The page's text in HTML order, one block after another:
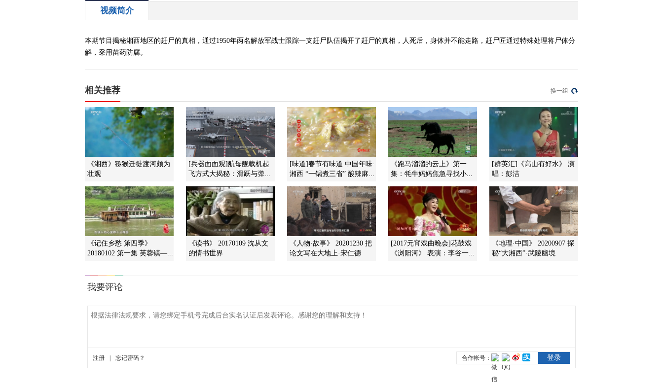
视频简介
本期节目揭秘湘西地区的赶尸的真相，通过1950年两名解放军战士跟踪一支赶尸队伍揭开了赶尸的真相，人死后，身体并不能走路，赶尸匠通过特殊处理将尸体分
解，采用苗药防腐。
相关推荐 换一组
《湘西》猕猴迁徙渡河颇为
壮观
[兵器面面观]航母舰载机起
飞方式大揭秘：滑跃与弹...
[味道]春节有味道 中国年味·
湘西 “一锅煮三省” 酸辣麻...
《跑马溜溜的云上》第一
集：牦牛妈妈焦急寻找小...
[群英汇]《高山有好水》 演
唱：彭洁
《记住乡愁 第四季》
20180102 第一集 芙蓉镇—...
《读书》 20170109 沈从文
的情书世界
《人物·故事》 20201230 把
论文写在大地上·宋仁德
[2017元宵戏曲晚会]花鼓戏
《浏阳河》 表演：李谷一...
《地理·中国》 20200907 探
秘“大湘西”·武陵幽境